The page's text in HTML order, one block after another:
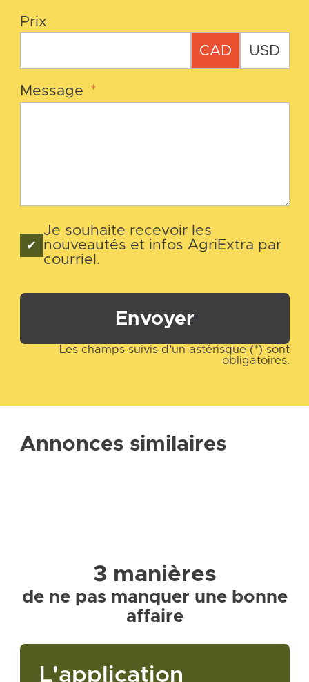
Prix
CAD USD
Message *
Je souhaite recevoir les
nouveautés et infos AgriExtra par
courriel.
Envoyer
Les champs suivis d’un astérisque (*) sont
obligatoires.
Annonces similaires
3 manières
de ne pas manquer une bonne
affaire
L'application